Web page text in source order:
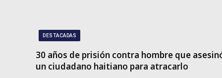
DESTACADAS
30 años de prisión contra hombre que
un ciudadano haitiano para atracarlo